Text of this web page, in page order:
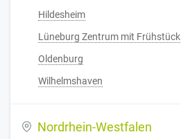
Hildesheim
Lüneburg Zentrum mit Frühstück
Oldenburg
Wilhelmshaven
Nordrhein-Westfalen